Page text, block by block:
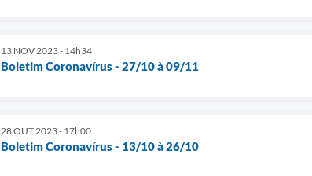
13 NOV 2023 - 14h34
Boletim Coronavírus - 27/10 à 09/11
28 OUT 2023 - 17h00
Boletim Coronavírus - 13/10 à 26/10